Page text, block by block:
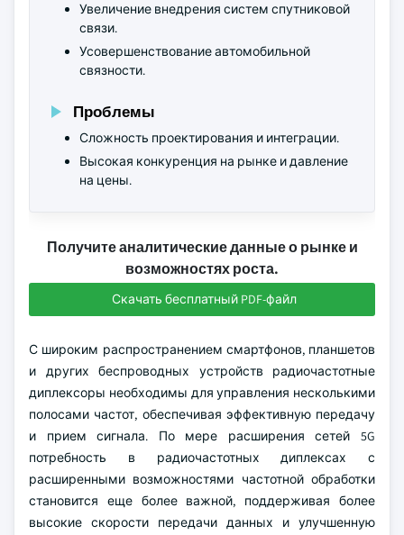
Увеличение внедрения систем спутниковой
связи.
Усовершенствование автомобильной
связности.
Проблемы
Сложность проектирования и интеграции.
Высокая конкуренция на рынке и давление
на цены.
Получите аналитические данные о рынке и
возможностях роста.
Скачать бесплатный PDF-файл
С широким распространением смартфонов, планшетов
и других беспроводных устройств радиочастотные
диплексоры необходимы для управления несколькими
полосами частот, обеспечивая эффективную передачу
и прием сигнала. По мере расширения сетей 5G
потребность в радиочастотных диплексах с
расширенными возможностями частотной обработки
становится еще более важной, поддерживая более
высокие скорости передачи данных и улучшенную